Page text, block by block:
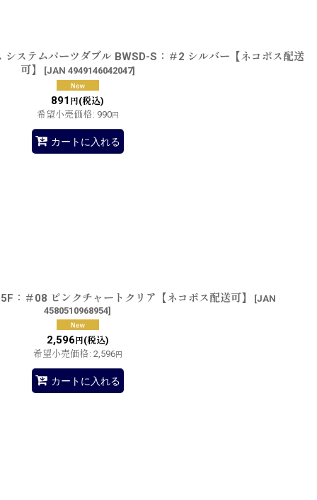
システムパーツダブル BWSD-S：＃2 シルバー【ネコポス配送
可】
[JAN 4949146042047]
891 円(税込)
希望小売価格: 990円
カートに入れる
：＃08 ピンクチャートクリア【ネコポス配送可】 [JAN
4580510968954]
2,596 円(税込)
希望小売価格: 2,596円
カートに入れる